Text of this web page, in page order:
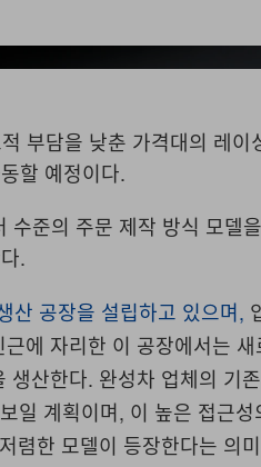
부담을 낮춘 가격대의 레이
할 예정이다.
준의 주문 제작 방식 모델
.
산 공장을 설립하고 있으며,
에 자리한 이 공장에서는 새
산한다. 완성차 업체의 기
일 계획이며, 이 높은 접근성
렴한 모델이 등장한다는 의